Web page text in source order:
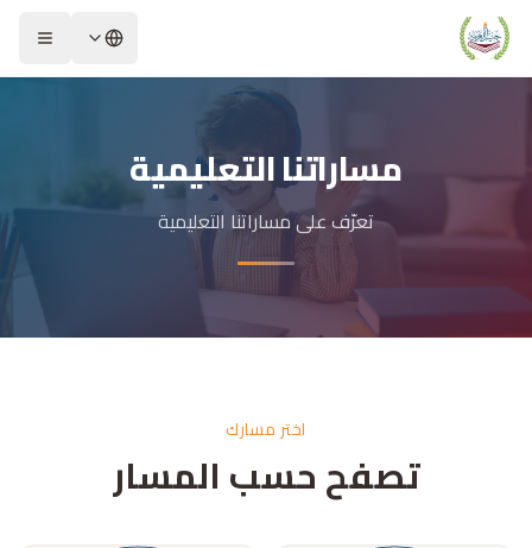
مساراتنا التعليمية
تعرّف على مساراتنا التعليمية
اختر مسارك
تصفح حسب المسار